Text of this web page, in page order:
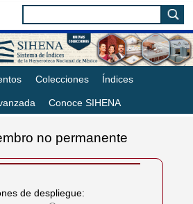
Colecciones Índices
Conoce SIHENA
no permanente
de despliegue: